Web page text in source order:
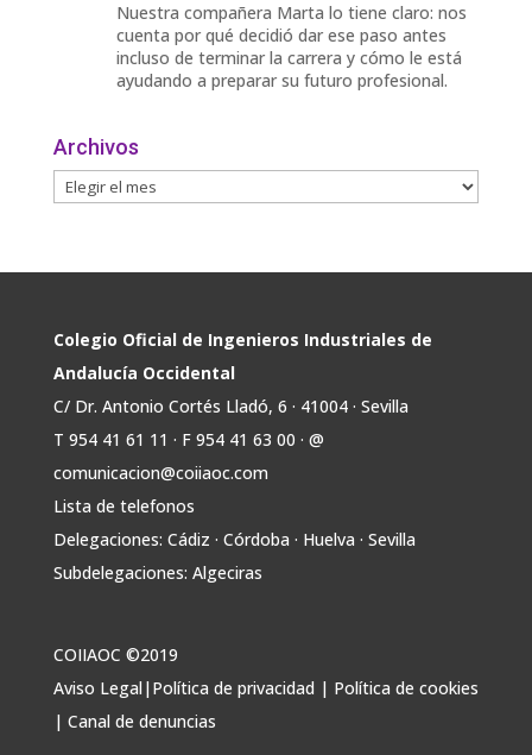
Nuestra compañera Marta lo tiene claro: nos
cuenta por qué decidió dar ese paso antes
incluso de terminar la carrera y cómo le está
ayudando a preparar su futuro profesional.
🤝 Contacto con profesionales y empresas.
💼
r
🏎️ Fórmula Gades, la escudería de la
@univcadiz, presenta el G26, un monoplaza
más ligero, sostenible y adaptado a la nueva
normativa de Formula Student 30 julio 2026.
En la presentación, que tuvo lugar este
miércoles, estuvieron presentes María Luisa
Bea, Presidenta delegada
r
📢ℹ️ El Gobierno acelera la electrificación
de la economía con la autorización de una
inversión adicional de 17.900 millones hasta
2030 para infraestructuras que permitan la
Archivos
Colegio Oficial de Ingenieros Industriales de
Andalucía Occidental
C/ Dr. Antonio Cortés Lladó, 6 · 41004 · Sevilla
T 954 41 61 11 · F 954 41 63 00 · @
comunicacion@coiiaoc.com
Lista de telefonos
Delegaciones: Cádiz · Córdoba · Huelva · Sevilla
Subdelegaciones: Algeciras
COIIAOC ©2019
Aviso Legal | Política de privacidad | Política de cookies
| Canal de denuncias